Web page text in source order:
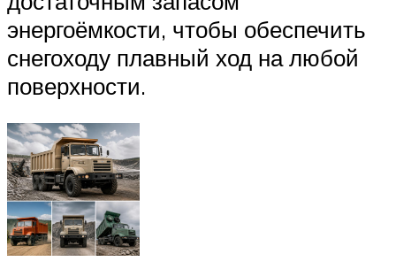
энергоёмкости, чтобы обеспечить
снегоходу плавный ход на любой
поверхности.